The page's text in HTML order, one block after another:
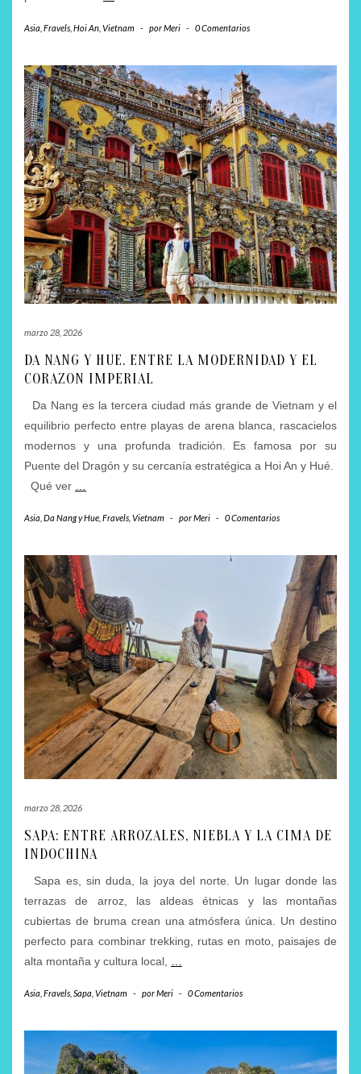
Asia Fravels Hoi An Vietnam - porMeri - 0 Comentarios
marzo 28, 2026
DA NANG Y HUE. ENTRE LA MODERNIDAD Y EL
CORAZON IMPERIAL
Da Nang es la tercera ciudad más grande de Vietnam y el
equilibrio perfecto entre playas de arena blanca, rascacielos
modernos y una profunda tradición. Es famosa por su
Puente del Dragón y su cercanía estratégica a Hoi An y Hué.
Qué ver
Asia Da Nang y Hue Fravels Vietnam - porMeri - 0 Comentarios
marzo 28, 2026
SAPA: ENTRE ARROZALES, NIEBLA Y LA CIMA DE
INDOCHINA
Sapa es, sin duda, la joya del norte. Un lugar donde las
terrazas de arroz, las aldeas étnicas y las montañas
cubiertas de bruma crean una atmósfera única. Un destino
perfecto para combinar trekking, rutas en moto, paisajes de
alta montaña y cultura local,
Asia Fravels Sapa Vietnam - porMeri - 0 Comentarios